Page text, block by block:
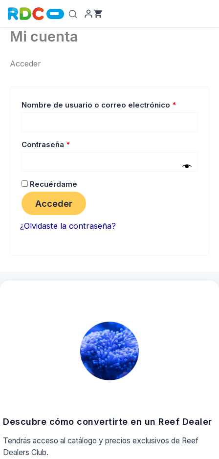
contenido
Mi cuenta
Acceder
Nombre de usuario o correo electrónico *
Contraseña *
Recuérdame
Acceder
¿Olvidaste la contraseña?
Descubre cómo convertirte en un Reef Dealer
Tendrás acceso al catálogo y precios exclusivos de Reef
Dealers Club.